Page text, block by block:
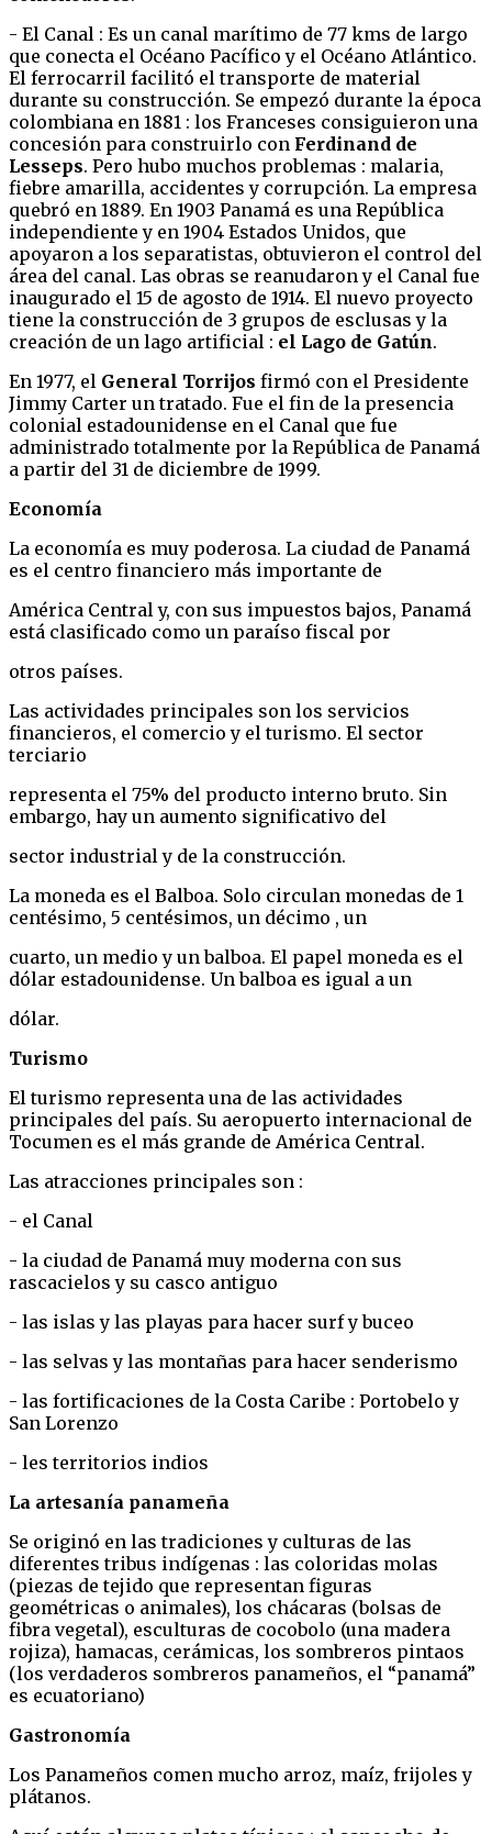
- El Canal : Es un canal marítimo de 77 kms de largo
que conecta el Océano Pacífico y el Océano Atlántico.
El ferrocarril facilitó el transporte de material
durante su construcción. Se empezó durante la época
colombiana en 1881 : los Franceses consiguieron una
concesión para construirlo con Ferdinand de
Lesseps. Pero hubo muchos problemas : malaria,
fiebre amarilla, accidentes y corrupción. La empresa
quebró en 1889. En 1903 Panamá es una República
independiente y en 1904 Estados Unidos, que
apoyaron a los separatistas, obtuvieron el control del
área del canal. Las obras se reanudaron y el Canal fue
inaugurado el 15 de agosto de 1914. El nuevo proyecto
tiene la construcción de 3 grupos de esclusas y la
creación de un lago artificial : el Lago de Gatún.
En 1977, el General Torrijos firmó con el Presidente
Jimmy Carter un tratado. Fue el fin de la presencia
colonial estadounidense en el Canal que fue
administrado totalmente por la República de Panamá
a partir del 31 de diciembre de 1999.
Economía
La economía es muy poderosa. La ciudad de Panamá
es el centro financiero más importante de
América Central y, con sus impuestos bajos, Panamá
está clasificado como un paraíso fiscal por
otros países.
Las actividades principales son los servicios
financieros, el comercio y el turismo. El sector
terciario
representa el 75% del producto interno bruto. Sin
embargo, hay un aumento significativo del
sector industrial y de la construcción.
La moneda es el Balboa. Solo circulan monedas de 1
centésimo, 5 centésimos, un décimo , un
cuarto, un medio y un balboa. El papel moneda es el
dólar estadounidense. Un balboa es igual a un
dólar.
Turismo
El turismo representa una de las actividades
principales del país. Su aeropuerto internacional de
Tocumen es el más grande de América Central.
Las atracciones principales son :
- el Canal
- la ciudad de Panamá muy moderna con sus
rascacielos y su casco antiguo
- las islas y las playas para hacer surf y buceo
- las selvas y las montañas para hacer senderismo
- las fortificaciones de la Costa Caribe : Portobelo y
San Lorenzo
- les territorios indios
La artesanía panameña
Se originó en las tradiciones y culturas de las
diferentes tribus indígenas : las coloridas molas
(piezas de tejido que representan figuras
geométricas o animales), los chácaras (bolsas de
fibra vegetal), esculturas de cocobolo (una madera
rojiza), hamacas, cerámicas, los sombreros pintaos
(los verdaderos sombreros panameños, el “panamá”
es ecuatoriano)
Gastronomía
Los Panameños comen mucho arroz, maíz, frijoles y
plátanos.